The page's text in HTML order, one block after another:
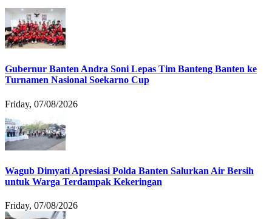
Gubernur Banten Andra Soni Lepas Tim Banteng Banten ke
Turnamen Nasional Soekarno Cup
Friday, 07/08/2026
Wagub Dimyati Apresiasi Polda Banten Salurkan Air Bersih
untuk Warga Terdampak Kekeringan
Friday, 07/08/2026